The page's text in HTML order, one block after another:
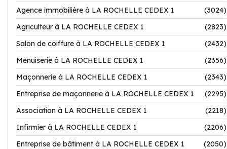
Agence immobilière à LA ROCHELLE CEDEX 1
(3024)
Agriculteur à LA ROCHELLE CEDEX 1
(2823)
Salon de coiffure à LA ROCHELLE CEDEX 1
(2432)
Menuiserie à LA ROCHELLE CEDEX 1
(2356)
Maçonnerie à LA ROCHELLE CEDEX 1
(2343)
Entreprise de maçonnerie à LA ROCHELLE CEDEX 1
(2295)
Association à LA ROCHELLE CEDEX 1
(2218)
Infirmier à LA ROCHELLE CEDEX 1
(2206)
Entreprise de bâtiment à LA ROCHELLE CEDEX 1
(2050)